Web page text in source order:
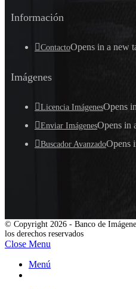
Información
ContactoOpens in a new
Imágenes
Licencia ImágenesOpens
Enviar ImágenesOpens in
Buscador AvanzadoOpens
© Copyright 2026 - Banco de
los derechos reservados
Close Menu
Menú